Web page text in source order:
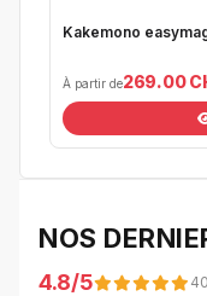
Kakemono
À partir de269.00
NOS
4.8/5